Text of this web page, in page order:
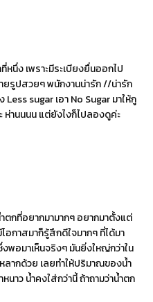
หนึ่ง เพราะมีระเบียงยื่นออกไป
ยรูปสวยๆ พนักงานน่ารัก //น่ารัก
sugar เอา No Sugar มาให้กู
ห่านนนน แต่ยังไงก็ไปลองดูค่ะ
กที่อยากมามากๆ อยากมาตั้งแต่
อกาสมาก็รู้สึกดีใจมากๆ ที่ได้มา
พอมาเห็นจริงๆ มันยิ่งใหญ่กว่าใน
หลากด้วย เลยทำให้ปริมาณของน้ำ
นาว น้ำคงใส่กว่านี้ ถ้าถามว่าน้ำตก